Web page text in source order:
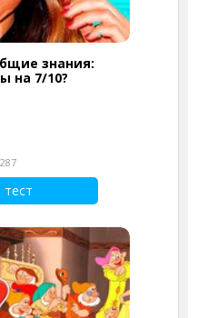
знания:
на 7/10?